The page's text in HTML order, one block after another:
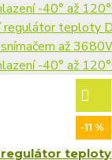
-11 %
regulátor teploty